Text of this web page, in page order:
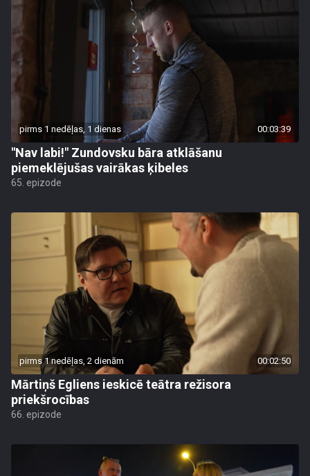
pirms 1 nedēļas, 1 dienas 00:03:39
"Nav labi!" Zundovsku bāra atklāšanu
piemeklējušas vairākas ķibeles
65. epizode
pirms 1 nedēļas, 2 dienām 00:02:50
Mārtiņš Egliens ieskicē teātra režisora
priekšrocības
66. epizode